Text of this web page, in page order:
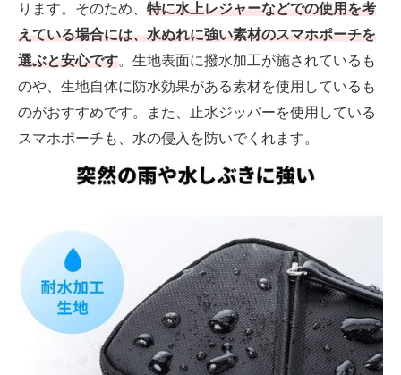
ります。そのため、 特に水上レジャーなどでの使用を考
えている場合には、水ぬれに強い素材のスマホポーチを
選ぶと安心です。生地表面に撥水加工が施されているも
のや、生地自体に防水効果がある素材を使用しているも
のがおすすめです。また、止水ジッパーを使用している
スマホポーチも、水の侵入を防いでくれます。